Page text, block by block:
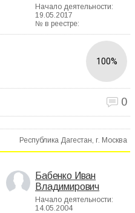
Начало деятельности:
19.05.2017
№ в реестре:
100%
0
Республика Дагестан, г. Москва
Бабенко Иван
Владимирович
Начало деятельности:
14.05.2004